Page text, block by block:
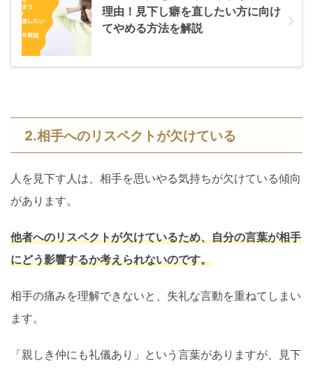
理由！見下し癖を直したい方に向け
てやめる方法を解説
2.相手へのリスペクトが欠けている
人を見下す人は、相手を思いやる気持ちが欠けている傾向
があります。
他者へのリスペクトが欠けているため、自分の言葉が相手
にどう影響するか考えられないのです。
相手の痛みを理解できないと、失礼な言動を重ねてしまい
ます。
「親しき仲にも礼儀あり」という言葉がありますが、見下